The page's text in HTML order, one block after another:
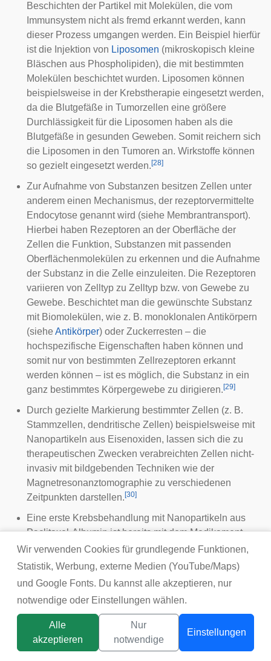
Wir verwenden Cookies für grundlegende Funktionen,
Statistik, Werbung, externe Medien (YouTube/Maps)
und Google Fonts. Du kannst alle akzeptieren, nur
notwendige oder Einstellungen wählen.
Alle
akzeptieren
Nur
notwendige
Einstellungen
Beschichten der Partikel mit Molekülen, die vom
Immunsystem nicht als fremd erkannt werden, kann
dieser Prozess umgangen werden. Ein Beispiel hierfür
ist die Injektion von Liposomen (mikroskopisch kleine
Bläschen aus Phospholipiden), die mit bestimmten
Molekülen beschichtet wurden. Liposomen können
beispielsweise in der Krebstherapie eingesetzt werden,
da die Blutgefäße in Tumorzellen eine größere
Durchlässigkeit für die Liposomen haben als die
Blutgefäße in gesunden Geweben. Somit reichern sich
die Liposomen in den Tumoren an. Wirkstoffe können
so gezielt eingesetzt werden. [28]
Zur Aufnahme von Substanzen besitzen Zellen unter
anderem einen Mechanismus, der rezeptorvermittelte
Endocytose genannt wird (siehe Membrantransport).
Hierbei haben Rezeptoren an der Oberfläche der
Zellen die Funktion, Substanzen mit passenden
Oberflächenmolekülen zu erkennen und die Aufnahme
der Substanz in die Zelle einzuleiten. Die Rezeptoren
variieren von Zelltyp zu Zelltyp bzw. von Gewebe zu
Gewebe. Beschichtet man die gewünschte Substanz
mit Biomolekülen, wie z. B. monoklonalen Antikörpern
(siehe Antikörper) oder Zuckerresten – die
hochspezifische Eigenschaften haben können und
somit nur von bestimmten Zellrezeptoren erkannt
werden können – ist es möglich, die Substanz in ein
ganz bestimmtes Körpergewebe zu dirigieren. [29]
Durch gezielte Markierung bestimmter Zellen (z. B.
Stammzellen, dendritische Zellen) beispielsweise mit
Nanopartikeln aus Eisenoxiden, lassen sich die zu
therapeutischen Zwecken verabreichten Zellen nicht-
invasiv mit bildgebenden Techniken wie der
Magnetresonanztomographie zu verschiedenen
Zeitpunkten darstellen. [30]
Eine erste Krebsbehandlung mit Nanopartikeln aus
Paclitaxel-Albuminist bereits mit dem Medikament
Abraxane (HerstellerCelgene) beimmetastasierten
Mammakarzinom (Brustkrebs) zugelassen. Die
stellt ein weiteres Forschungsgebiet dar (siehe
Nanotechnologie).
Mögliche Risiken
Die enorme Reaktivität von Nanopartikeln und der